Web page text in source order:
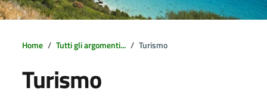
Home Tutti gli argomenti... Turismo
Turismo